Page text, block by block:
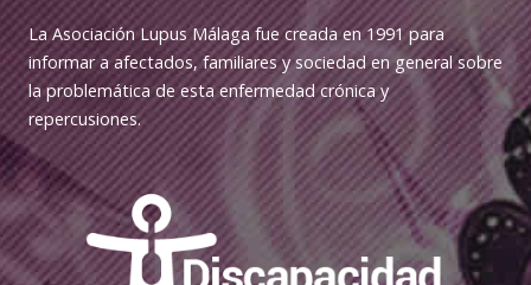
La Asociación Lupus Málaga fue creada en 1991 para
informar a afectados, familiares y sociedad en general sobre
la problemática de esta enfermedad crónica y
repercusiones.